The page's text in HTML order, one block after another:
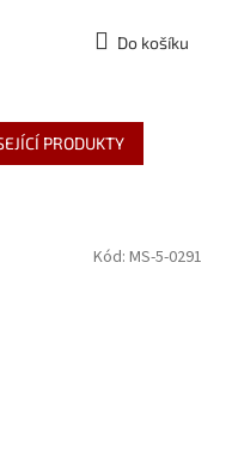
Do košíku
PRODUKTY
Kód: MS-5-0291